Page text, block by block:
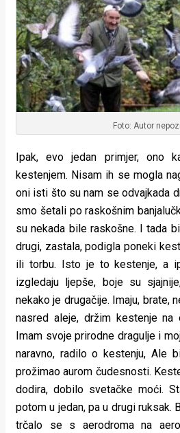
Foto: Autor
Ipak, evo jedan primjer, ono
kestenjem. Nisam ih se mogla
oni isti što su nam se odvajkada
smo šetali po raskošnim
su nekada bile raskošne. I tada
drugi, zastala, podigla poneki
ili torbu. Isto je to kestenje, a
izgledaju ljepše, boje su
nekako je drugačije. Imaju, brate,
nasred aleje, držim kestenje
Imam svoje prirodne dragulje i
naravno, radilo o kestenju, Ale
prožimao aurom čudesnosti.
dodira, dobilo svetačke moći.
potom u jedan, pa u drugi ruksak.
trčalo se s aerodroma na